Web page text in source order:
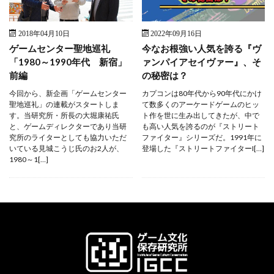
2018年04月10日
ゲームセンター聖地巡礼
「1980～1990年代 新宿」
前編
今回から、新企画「ゲームセンター
聖地巡礼」の連載がスタートしま
す。当研究所・所長の大堀康祐氏
と、ゲームディレクターであり当研
究所のライターとしても協力いただ
いている見城こうじ氏のお2人が、
1980～1[…]
2022年09月16日
今なお根強い人気を誇る『ヴ
ァンパイアセイヴァー』、そ
の秘密は？
カプコンは80年代から90年代にかけ
て数多くのアーケードゲームのヒッ
ト作を世に生み出してきたが、中で
も高い人気を誇るのが『ストリート
ファイター』シリーズだ。1991年に
登場した『ストリートファイターI[…]